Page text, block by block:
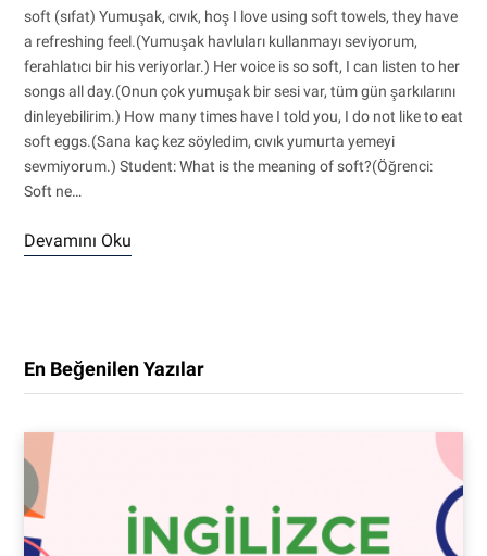
soft (sıfat) Yumuşak, cıvık, hoş I love using soft towels, they have
a refreshing feel.(Yumuşak havluları kullanmayı seviyorum,
ferahlatıcı bir his veriyorlar.) Her voice is so soft, I can listen to her
songs all day.(Onun çok yumuşak bir sesi var, tüm gün şarkılarını
dinleyebilirim.) How many times have I told you, I do not like to eat
soft eggs.(Sana kaç kez söyledim, cıvık yumurta yemeyi
sevmiyorum.) Student: What is the meaning of soft?(Öğrenci:
Soft ne…
Devamını Oku
En Beğenilen Yazılar